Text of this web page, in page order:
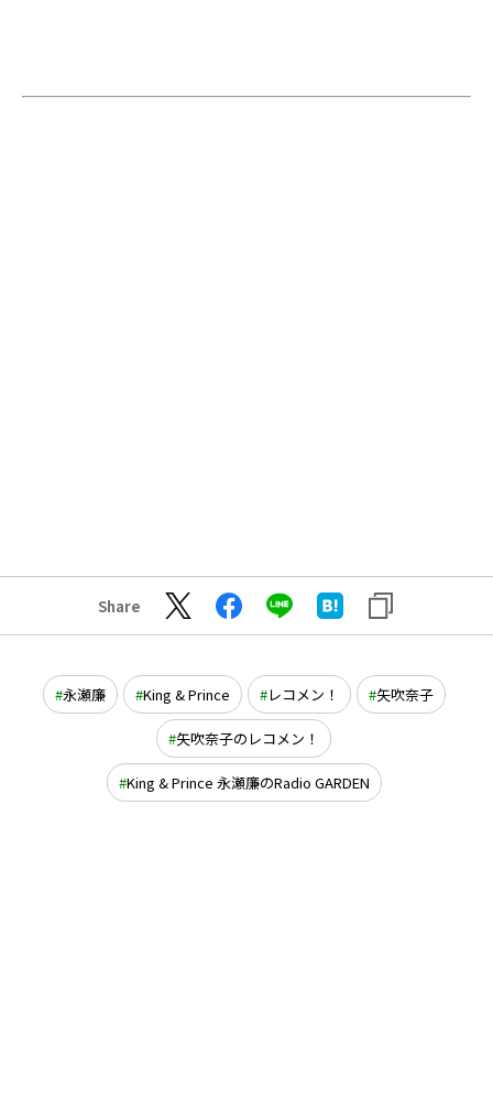
Share
永瀬廉 King & Prince レコメン！ 矢吹奈子
矢吹奈子のレコメン！
King & Prince 永瀬廉のRadio GARDEN